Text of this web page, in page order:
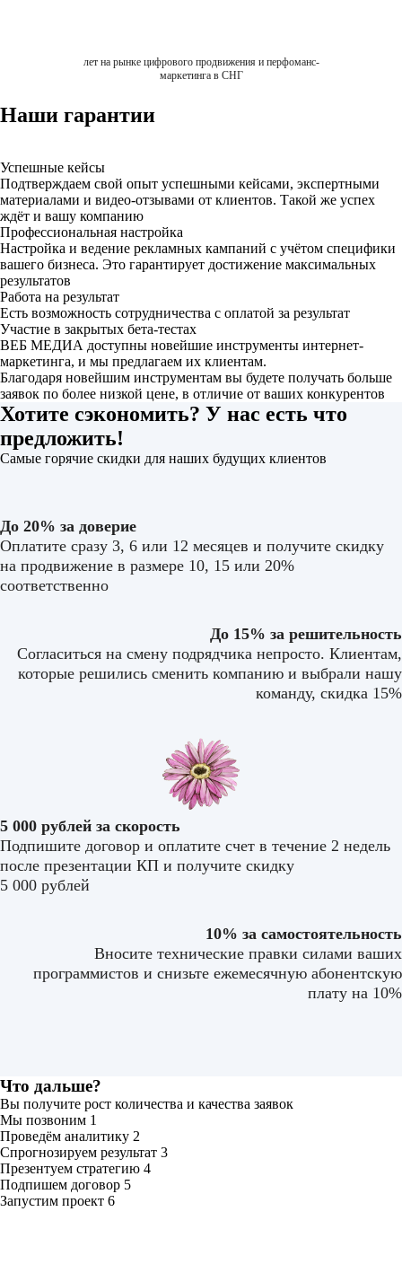
лет на рынке цифрового продвижения и перфоманс-
маркетинга в СНГ
Наши гарантии
Успешные кейсы
Подтверждаем свой опыт успешными кейсами, экспертными
материалами и видео-отзывами от клиентов. Такой же успех
ждёт и вашу компанию
Профессиональная настройка
Настройка и ведение рекламных кампаний с учётом специфики
вашего бизнеса. Это гарантирует достижение максимальных
результатов
Работа на результат
Есть возможность сотрудничества с оплатой за результат
Участие в закрытых бета-тестах
ВЕБ МЕДИА доступны новейшие инструменты интернет-
маркетинга, и мы предлагаем их клиентам.
Благодаря новейшим инструментам вы будете получать больше
заявок по более низкой цене, в отличие от ваших конкурентов
Хотите сэкономить? У нас есть что
предложить!
Самые горячие скидки для наших будущих клиентов
До 20% за доверие
Оплатите сразу 3, 6 или 12 месяцев и получите скидку
на продвижение в размере 10, 15 или 20%
соответственно
До 15% за решительность
Согласиться на смену подрядчика непросто. Клиентам,
которые решились сменить компанию и выбрали нашу
команду, скидка 15%
5 000 рублей за скорость
Подпишите договор и оплатите счет в течение 2 недель
после презентации КП и получите скидку
5 000 рублей
10% за самостоятельность
Вносите технические правки силами ваших
программистов и снизьте ежемесячную абонентскую
плату на 10%
Что дальше?
Вы получите рост количества и качества заявок
Мы позвоним 1
Проведём аналитику 2
Спрогнозируем результат 3
Презентуем стратегию 4
Подпишем договор 5
Запустим проект 6